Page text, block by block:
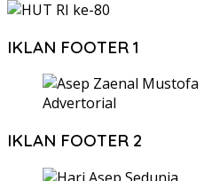
IKLAN FOOTER 1
Advertorial
IKLAN FOOTER 2